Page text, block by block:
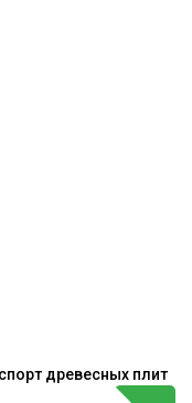
древесных плит